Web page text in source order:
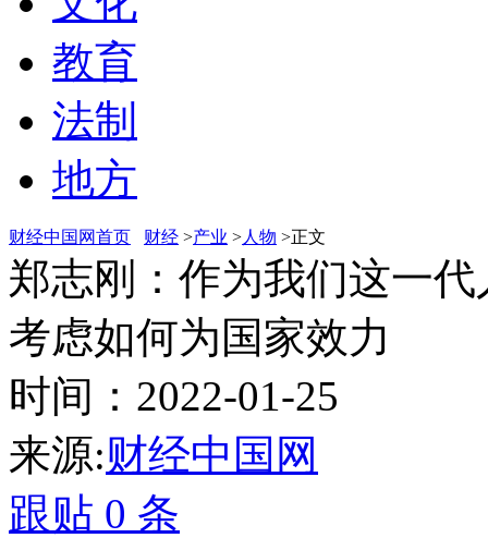
教育
法制
地方
财经中国网首页 财经 >产业 >人物 >正文
郑志刚：作为我们这一
考虑如何为国家效力
时间：2022-01-25
来源:财经中国网
跟贴 0 条